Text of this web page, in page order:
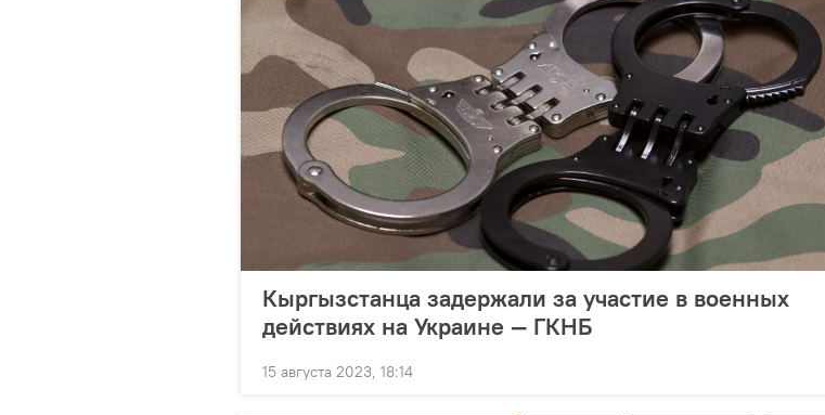
Кыргызстанца задержали за участие в военных
действиях на Украине — ГКНБ
15 августа 2023, 18:14